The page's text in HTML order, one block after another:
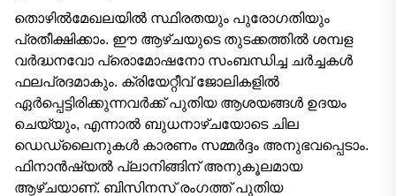
തൊഴിൽമേഖലയിൽ സ്ഥിരതയും പുരോഗതിയും
പ്രതീക്ഷിക്കാം. ഈ ആഴ്ചയുടെ തുടക്കത്തിൽ ശമ്പള
വർദ്ധനവോ പ്രൊമോഷനോ സംബന്ധിച്ച ചർച്ചകൾ
ഫലപ്രദമാകും. ക്രിയേറ്റീവ് ജോലികളിൽ
ഏർപ്പെട്ടിരിക്കുന്നവർക്ക് പുതിയ ആശയങ്ങൾ ഉദയം
ചെയ്യും, എന്നാൽ ബുധനാഴ്ചയോടെ ചില
ഡെഡ്‌ലൈനുകൾ കാരണം സമ്മർദ്ദം അനുഭവപ്പെടാം.
ഫിനാൻഷ്യൽ പ്ലാനിങ്ങിന് അനുകൂലമായ
ആഴ്ചയാണ്. ബിസിനസ് രംഗത്ത് പുതിയ